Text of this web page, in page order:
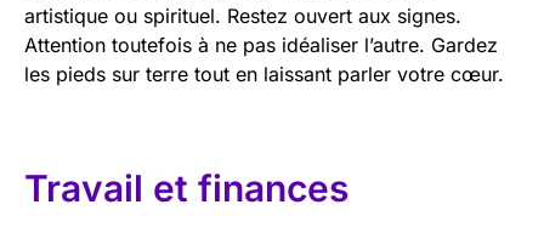
artistique ou spirituel. Restez ouvert aux signes.
Attention toutefois à ne pas idéaliser l’autre. Gardez
les pieds sur terre tout en laissant parler votre cœur.
Travail et finances